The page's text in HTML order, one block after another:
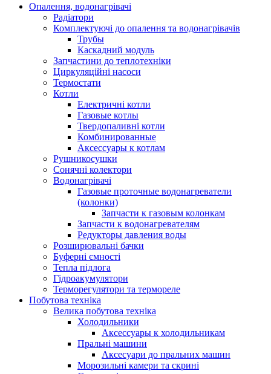
Опалення, водонагрівачі
Радіатори
Комплектуючі до опалення та водонагрівачів
Трубы
Каскадний модуль
Запчастини до теплотехніки
Циркуляційні насоси
Термостати
Котли
Електричні котли
Газовые котлы
Твердопаливні котли
Комбинированные
Аксессуары к котлам
Рушникосушки
Сонячні колектори
Водонагрівачі
Газовые проточные водонагреватели
(колонки)
Запчасти к газовым колонкам
Запчасти к водонагревателям
Редукторы давления воды
Розширювальні бачки
Буферні ємності
Тепла підлога
Гідроакумулятори
Терморегулятори та термореле
Побутова техніка
Велика побутова техніка
Холодильники
Аксессуары к холодильникам
Пральні машини
Аксесуари до пральних машин
Морозильні камери та скрині